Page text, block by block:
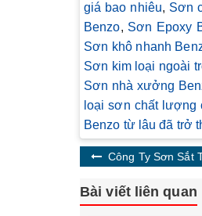
giá bao nhiêu, Sơn
Benzo, Sơn Epoxy
Sơn khô nhanh
Sơn kim loại ngoài
Sơn nhà xưởng
loại sơn chất lượng
Benzo từ lâu đã trở
Công Ty Sơn Sắt
Bài viết liên quan